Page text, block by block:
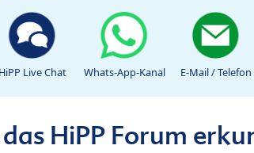
HiPP Live Chat Whats-App-Kanal E-Mail / Telefon
HiPP Forum